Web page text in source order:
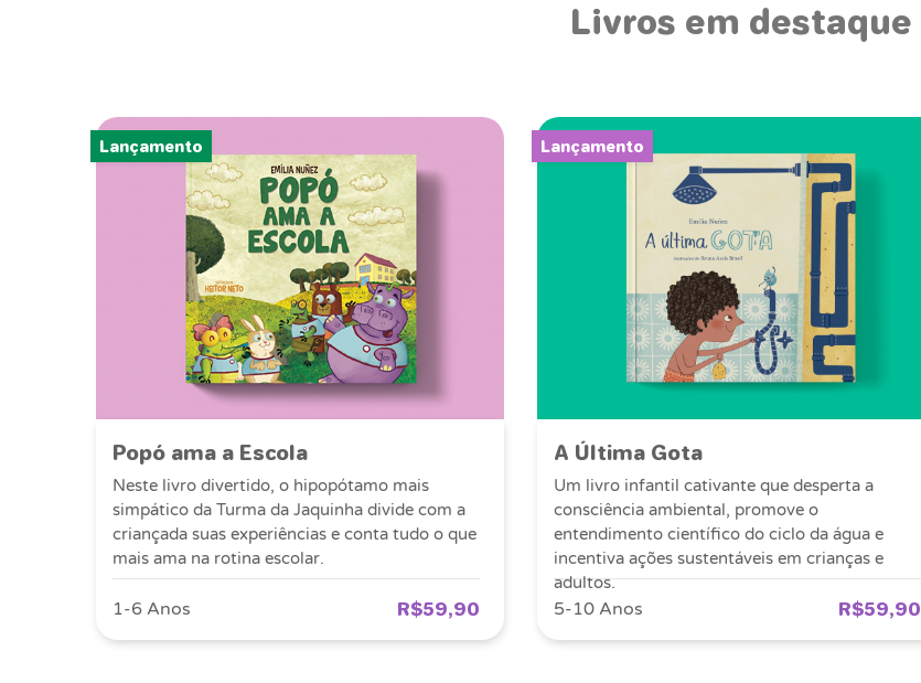
Livros em destaque
Lançamento
Popó ama a Escola
Neste livro divertido, o hipopótamo mais
simpático da Turma da Jaquinha divide com a
criançada suas experiências e conta tudo o que
mais ama na rotina escolar.
1-6 Anos R$59,90
Lançamento
A Última Gota
Um livro infantil cativante que desperta a
consciência ambiental, promove o
entendimento científico do ciclo da água e
incentiva ações sustentáveis em crianças e
adultos.
5-10 Anos R$59,90